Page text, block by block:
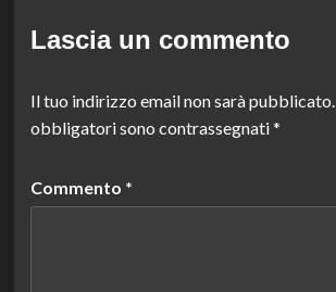
Lascia un commento
Il tuo indirizzo email non sarà pubblicato.
obbligatori sono contrassegnati*
Commento *